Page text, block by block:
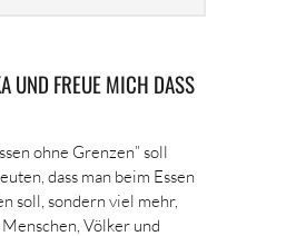
UND FREUE MICH DASS
ohne Grenzen” soll
dass man beim Essen
soll, sondern viel mehr,
Menschen, Völker und